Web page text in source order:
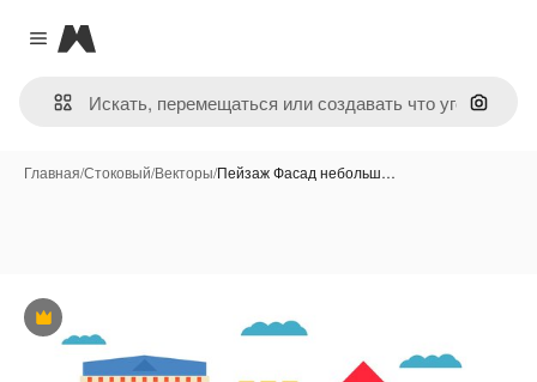
Close menu
Magnific
Поиск
Главная/Стоковый/Векторы/Пейзаж Фасад небольш…
Премиум